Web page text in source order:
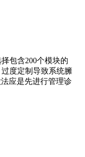
包含200个模块的
度定制导致系统臃
应是先进行管理诊